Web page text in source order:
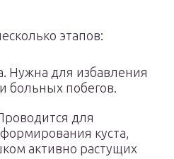
этапов:
Нужна для избавления
больных побегов.
для
куста,
активно растущих